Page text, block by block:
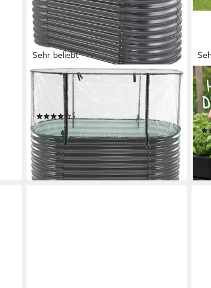
Sehr beliebt
KONIFERA
Hochbeet 2-in-1 Hoch-und
Anzuchtbeet, BxTxH: 160x80x82 cm
(101)
69,99 € UVP99,99 €
nur bis Dienstag
-30%
lieferbar - in 4-5 Werktagen bei dir